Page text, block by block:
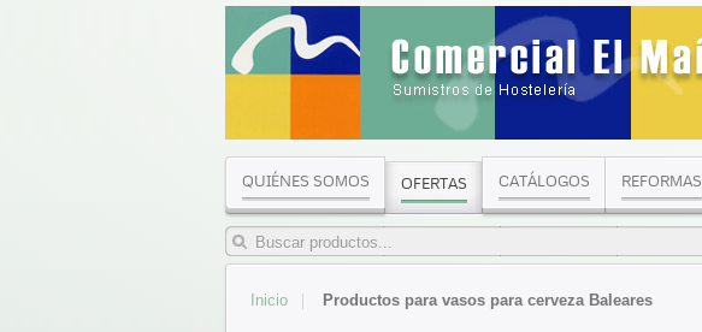
QUIÉNES SOMOS OFERTAS CATÁLOGOS REFORMAS
Inicio Productos para vasos para cerveza Baleares